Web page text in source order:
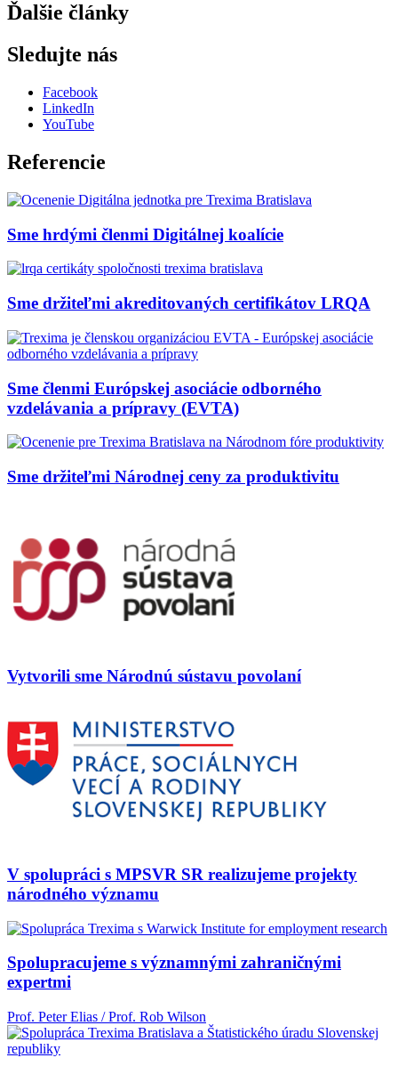
Ďalšie články
Sledujte nás
Facebook
LinkedIn
YouTube
Referencie
Sme hrdými členmi Digitálnej koalície
Sme držiteľmi akreditovaných certifikátov LRQA
Sme členmi Európskej asociácie odborného
vzdelávania a prípravy (EVTA)
Sme držiteľmi Národnej ceny za produktivitu
Vytvorili sme Národnú sústavu povolaní
V spolupráci s MPSVR SR realizujeme projekty
národného významu
Spolupracujeme s významnými zahraničnými
expertmi
Prof. Peter Elias / Prof. Rob Wilson